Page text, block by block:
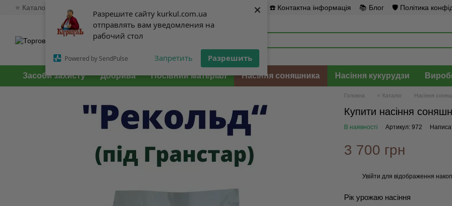
Разрешите сайту kurkul.com.ua
отправлять вам уведомления на
рабочий стол
Powered by SendPulse Запретить Разрешить
×
Разрешите сайту kurkul.com.ua
отправлять вам уведомления на
рабочий стол
Powered by SendPulse Запретить Разрешить
×
Перейти до основного контенту
⭐ Каталог 💱 Обмін та повернення ☎️ Контактна інформація 📚 Блог 🛡️ Політика
Засоби захисту Добрива Посівний матеріал Насіння соняшника Насіння кукурудзи
Головна ⭐ Каталог Насіння
Купити насіння
В наявності Артикул: 972
3 700 грн
Увійти для відображення
Рік урожаю насіння